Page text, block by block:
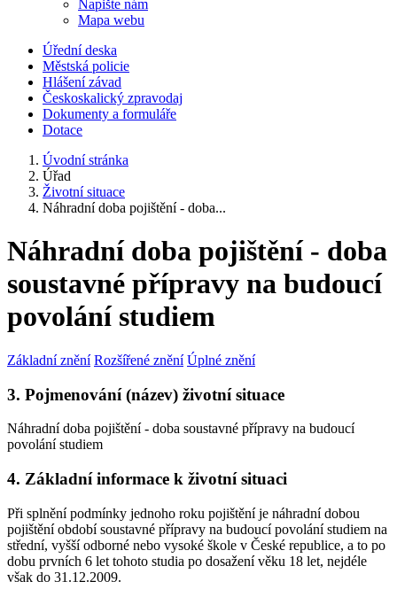
Napište nám
Mapa webu
Úřední deska
Městská policie
Hlášení závad
Českoskalický zpravodaj
Dokumenty a formuláře
Dotace
Úvodní stránka
Úřad
Životní situace
Náhradní doba pojištění - doba...
Náhradní doba pojištění - doba
soustavné přípravy na budoucí
povolání studiem
Základní znění Rozšířené znění Úplné znění
3. Pojmenování (název) životní situace
Náhradní doba pojištění - doba soustavné přípravy na budoucí
povolání studiem
4. Základní informace k životní situaci
Při splnění podmínky jednoho roku pojištění je náhradní dobou
pojištění období soustavné přípravy na budoucí povolání studiem na
střední, vyšší odborné nebo vysoké škole v České republice, a to po
dobu prvních 6 let tohoto studia po dosažení věku 18 let, nejdéle
však do 31.12.2009.